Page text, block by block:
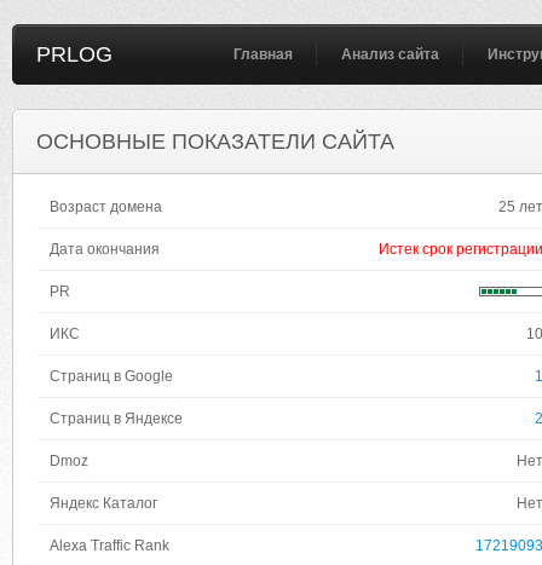
PRLOG Главная Анализ сайта
ОСНОВНЫЕ ПОКАЗАТЕЛИ САЙТА
Возраст домена 25 лет
Дата окончания Истек срок регистрации
PR
ИКС 10
Страниц в Google 1
Страниц в Яндексе 2
Dmoz Нет
Яндекс Каталог Нет
Alexa Traffic Rank 17219093